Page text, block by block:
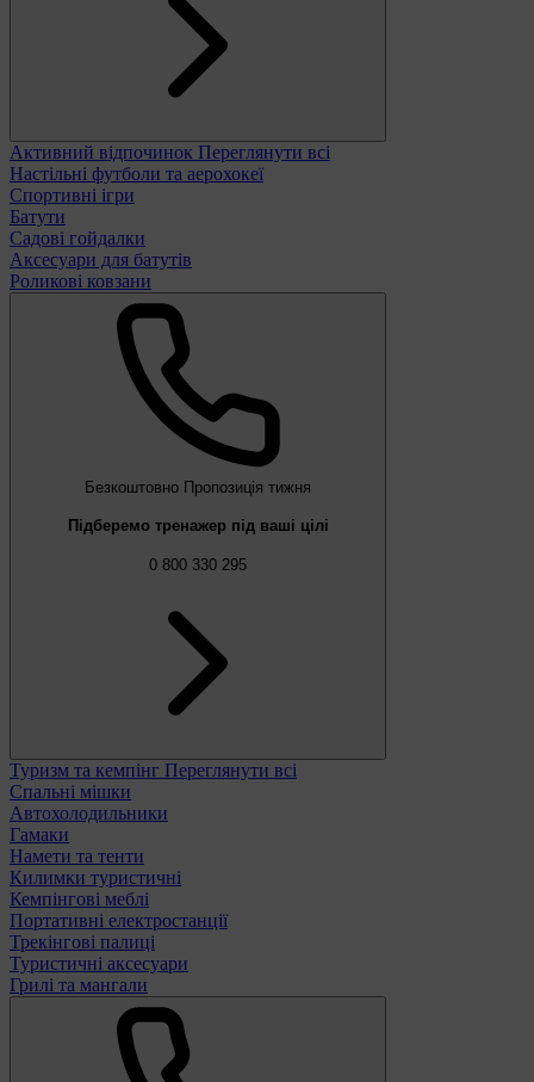
Активний відпочинок Переглянути всі
Настільні футболи та аерохокеї
Спортивні ігри
Батути
Садові гойдалки
Аксесуари для батутів
Роликові ковзани
Безкоштовно Пропозиція тижня
Підберемо тренажер під ваші цілі
0 800 330 295
Туризм та кемпінг Переглянути всі
Спальні мішки
Автохолодильники
Гамаки
Намети та тенти
Килимки туристичні
Кемпінгові меблі
Портативні електростанції
Трекінгові палиці
Туристичні аксесуари
Грилі та мангали